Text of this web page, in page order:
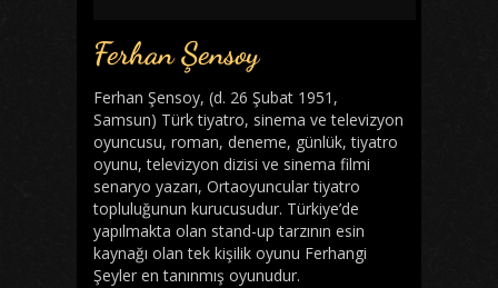
Ferhan Şensoy
Ferhan Şensoy, (d. 26 Şubat 1951,
Samsun) Türk tiyatro, sinema ve televizyon
oyuncusu, roman, deneme, günlük, tiyatro
oyunu, televizyon dizisi ve sinema filmi
senaryo yazarı, Ortaoyuncular tiyatro
topluluğunun kurucusudur. Türkiye’de
yapılmakta olan stand-up tarzının esin
kaynağı olan tek kişilik oyunu Ferhangi
Şeyler en tanınmış oyunudur.